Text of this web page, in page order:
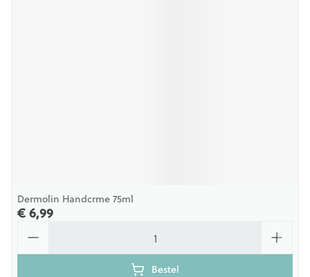
Dermolin Handcrme 75ml
€ 6,99
Bestel